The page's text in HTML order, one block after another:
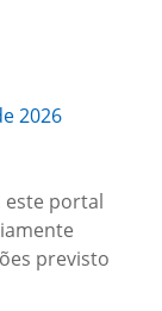
2026
este portal
previsto